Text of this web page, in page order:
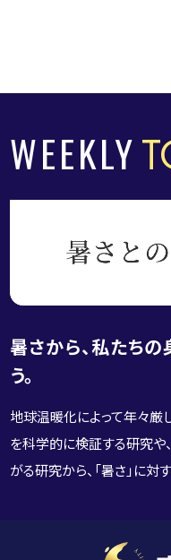
特設サイト 04
WEEKLY
暑さから、私たち
う。
地球温暖化によって年々厳
を科学的に検証する研究や
がる研究から、「暑さ」に対